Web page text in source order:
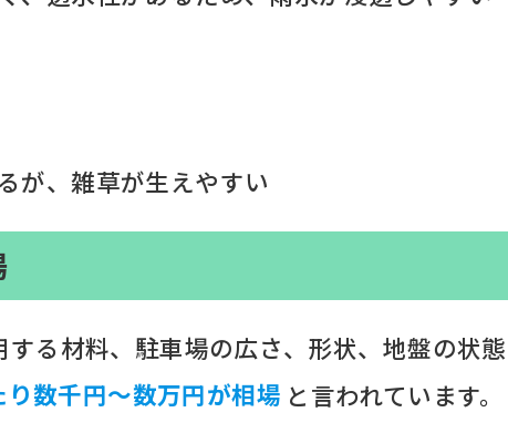
が、雑草が生えやすい
る材料、駐車場の広さ、形状、地盤の状
り数千円～数万円が相場 と言われています。